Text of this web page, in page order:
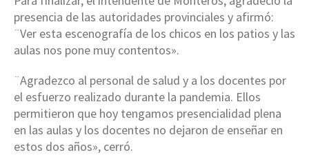
presencia de las autoridades provinciales y afirmó:
¨Ver esta escenografía de los chicos en los patios y las
aulas nos pone muy contentos».
¨Agradezco al personal de salud y a los docentes por
el esfuerzo realizado durante la pandemia. Ellos
permitieron que hoy tengamos presencialidad plena
en las aulas y los docentes no dejaron de enseñar en
estos dos años», cerró.